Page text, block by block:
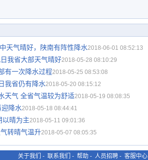
天气晴好，陕南有阵性降水2018-06-01 08:52:13
我省大部天气晴好2018-05-28 08:10:29
有一次降水过程2018-05-25 08:53:08
我省仍有降水2018-05-20 08:15:12
天气 全省气温较为舒适2018-05-19 08:08:35
降水2018-05-18 08:44:41
以晴为主2018-05-11 09:01:36
转晴气温升2018-05-07 08:05:35
关于我们 - 联系我们 - 帮助 - 人员招聘 - 客服中心